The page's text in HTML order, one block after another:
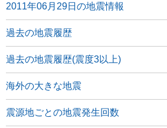
2011年06月29日の地震情報
過去の地震履歴
過去の地震履歴(震度3以上)
海外の大きな地震
震源地ごとの地震発生回数